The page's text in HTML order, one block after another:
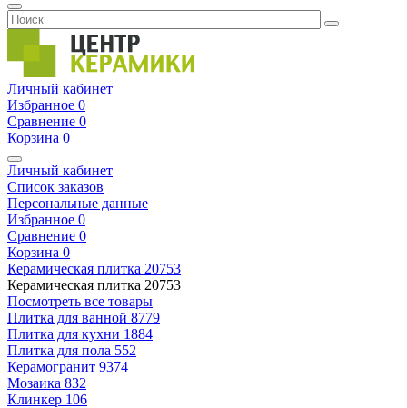
Личный кабинет
Избранное 0
Сравнение 0
Корзина 0
Личный кабинет
Список заказов
Персональные данные
Избранное 0
Сравнение 0
Корзина 0
Керамическая плитка 20753
Керамическая плитка 20753
Посмотреть все товары
Плитка для ванной 8779
Плитка для кухни 1884
Плитка для пола 552
Керамогранит 9374
Мозаика 832
Клинкер 106